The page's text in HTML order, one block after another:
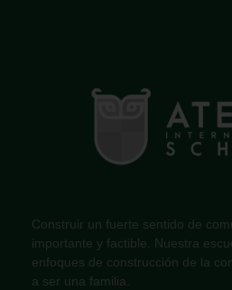
Construir un fuerte sentido de
importante y factible. Nuestra
enfoques de construcción de la
a ser una familia.